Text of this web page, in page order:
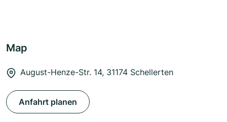
Map
August-Henze-Str. 14, 31174 Schellerten
Anfahrt planen